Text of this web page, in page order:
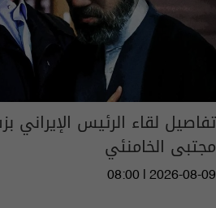
تفاصيل لقاء الرئيس الإيراني
مجتبى الخامنئي
08:00 | 2026-08-09